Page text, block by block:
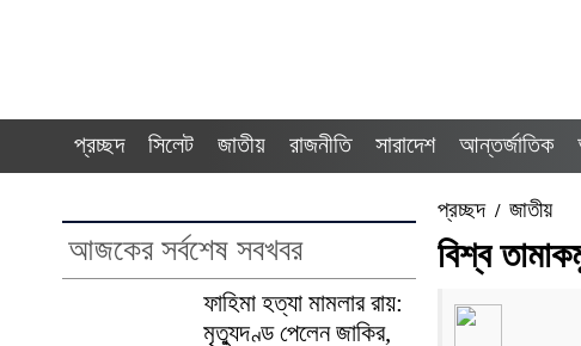
প্রচ্ছদ সিলেট জাতীয় রাজনীতি সারাদেশ আন্তর্জাতিক
আজকের সর্বশেষ সবখবর
ফাহিমা হত্যা মামলার রায়:
মৃত্যুদণ্ড পেলেন জাকির,
প্রচ্ছদ/জাতীয়
বিশ্ব